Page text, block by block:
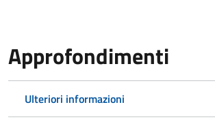
Approfondimenti
Ulteriori informazioni